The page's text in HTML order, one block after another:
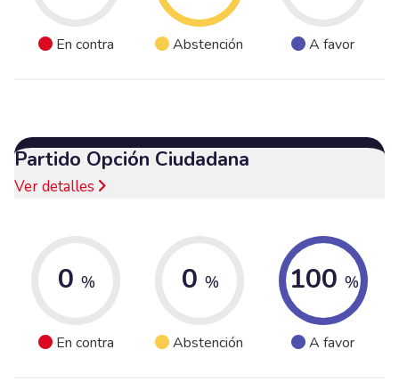
En contra Abstención A favor
Partido Opción Ciudadana
Ver detalles
0 %
En contra
0 %
Abstención
100 %
A favor